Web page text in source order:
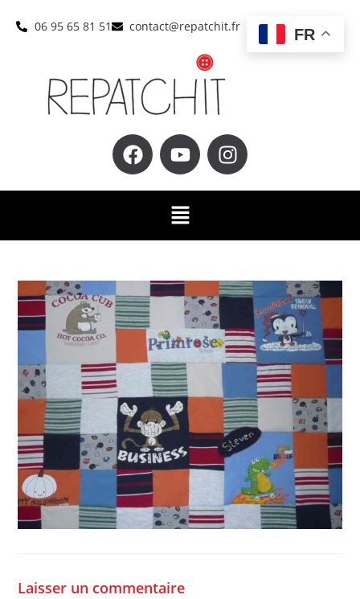
06 95 65 81 51 contact@repatchit.fr
Laisser un commentaire
FR